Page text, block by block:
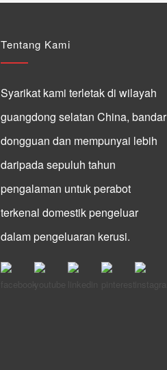
Tentang Kami
Syarikat kami terletak di wilayah
guangdong selatan China, bandar
dongguan dan mempunyai lebih
daripada sepuluh tahun
pengalaman untuk perabot
terkenal domestik pengeluar
dalam pengeluaran kerusi.